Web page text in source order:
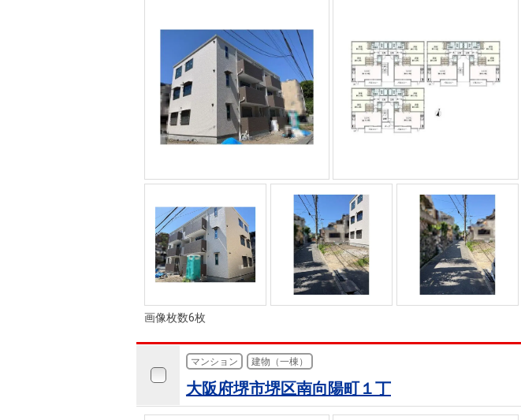
画像枚数6枚
マンション 建物（一棟）
大阪府堺市堺区南向陽町１丁